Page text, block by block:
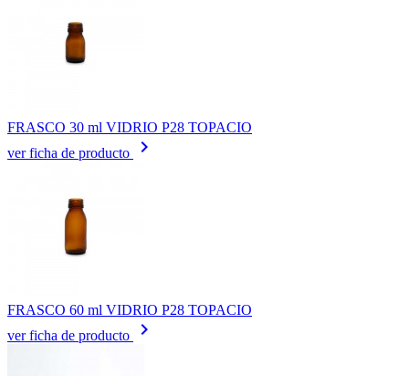
FRASCO 30 ml VIDRIO P28 TOPACIO
ver ficha de producto
keyboard_arrow_right
FRASCO 60 ml VIDRIO P28 TOPACIO
ver ficha de producto
keyboard_arrow_right